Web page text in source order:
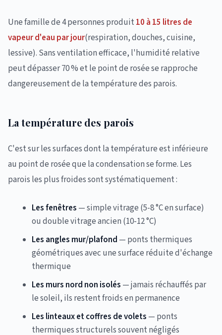
Une famille de 4 personnes produit10 à 15 litres de
vapeur d'eau par jour(respiration, douches, cuisine,
lessive). Sans ventilation efficace, l'humidité relative
peut dépasser 70 % et le point de rosée se rapproche
dangereusement de la température des parois.
La température des parois
C'est sur les surfaces dont la température est inférieure
au point de rosée que la condensation se forme. Les
parois les plus froides sont systématiquement :
Les fenêtres — simple vitrage (5-8 °C en surface)
ou double vitrage ancien (10-12 °C)
Les angles mur/plafond — ponts thermiques
géométriques avec une surface réduite d'échange
thermique
Les murs nord non isolés — jamais réchauffés par
le soleil, ils restent froids en permanence
Les linteaux et coffres de volets — ponts
thermiques structurels souvent négligés